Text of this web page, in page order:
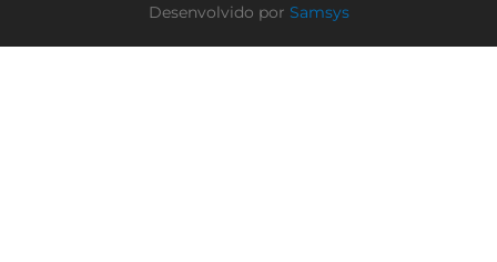
Desenvolvido por Samsys